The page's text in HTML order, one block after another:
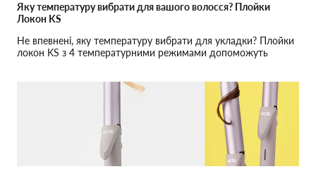
Яку температуру вибрати для вашого волосся? Плойки
Локон KS
Не впевнені, яку температуру вибрати для укладки? Плойки
локон KS з 4 температурними режимами допоможуть